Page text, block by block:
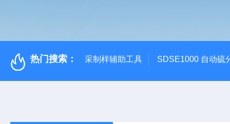
热门搜索： 采制样辅助工具 SDSE1000 自动硫